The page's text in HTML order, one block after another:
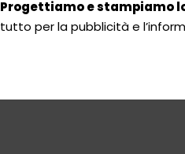
Progettiamo e stampiamo
tutto per la pubblicità e